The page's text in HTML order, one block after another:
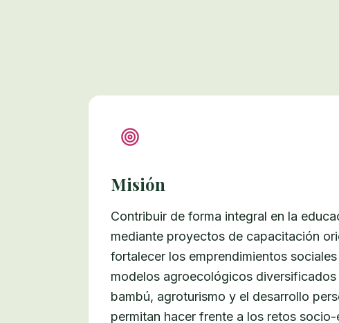
Misión
Contribuir de forma integral en la
mediante proyectos de capacitación
fortalecer los emprendimientos
modelos agroecológicos
bambú, agroturismo y el desarrollo
permitan hacer frente a los retos